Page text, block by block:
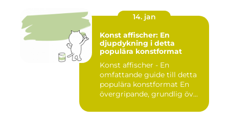
14. jan
Konst affischer: En
djupdykning i detta
populära konstformat
Konst affischer - En
omfattande guide till detta
populära konstformat En
övergripande, grundlig öv...